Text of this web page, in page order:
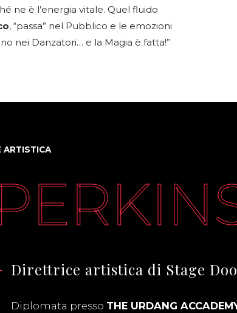
ne è l’energia vitale. Quel fluido
, “passa” nel Pubblico e le emozioni
nei Danzatori… e la Magia è fatta!”
ARTISTICA
Direttrice artistica di Stage
Diplomata presso THE URDANG